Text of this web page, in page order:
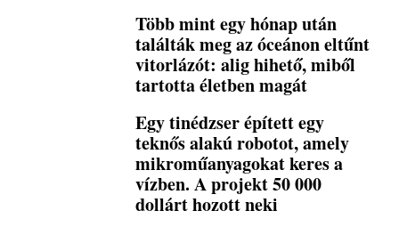
Több mint egy hónap után
találták meg az óceánon eltűnt
vitorlázót: alig hihető, miből
tartotta életben magát
Egy tinédzser épített egy
teknős alakú robotot, amely
mikroműanyagokat keres a
vízben. A projekt 50 000
dollárt hozott neki